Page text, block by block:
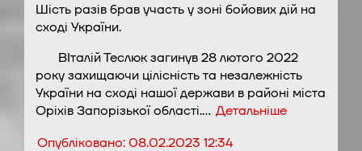
Шість разів брав участь у зоні бойових дій на
сході України.
ВІталій Теслюк загинув 28 лютого 2022
року захищаючи цілісність та незалежність
України на сході нашої держави в районі міста
Оріхів Запорізької області.… Детальніше
Опубліковано:08.02.2023 12:34